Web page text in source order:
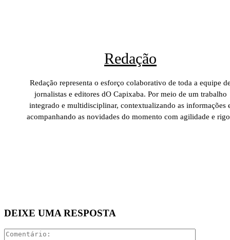
Redação
Redação representa o esforço colaborativo de toda a equipe
jornalistas e editores dO Capixaba. Por meio de um trabalho
integrado e multidisciplinar, contextualizando as informações
acompanhando as novidades do momento com agilidade e
DEIXE UMA RESPOSTA